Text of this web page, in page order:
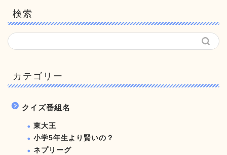
検索
カテゴリー
クイズ番組名
東大王
小学5年生より賢いの？
ネプリーグ